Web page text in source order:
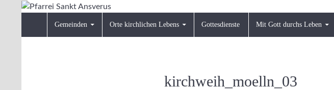
Pfarrei Sankt Ansverus
Gemeinden Orte kirchlichen Lebens Gottesdienste Mit Gott durchs Leben
kirchweih_moelln_03